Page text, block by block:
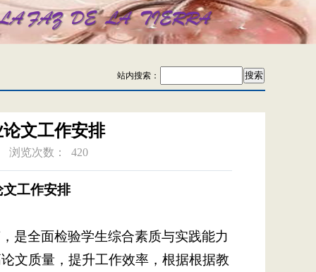
站内搜索：
文工作安排
浏览次数： 420
工作安排
是全面检验学生综合素质与实践能力
文质量，提升工作效率，根据根据教